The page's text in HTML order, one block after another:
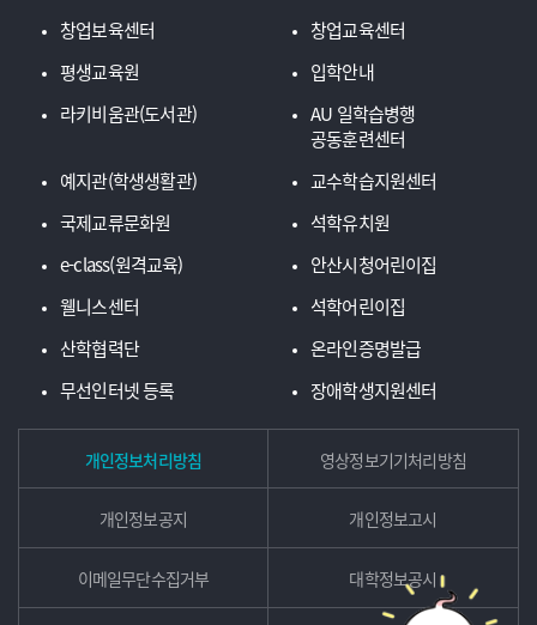
창업보육센터
창업교육센터
평생교육원
입학안내
라키비움관(도서관)
AU 일학습병행
공동훈련센터
예지관(학생생활관)
교수학습지원센터
국제교류문화원
석학유치원
e-class(원격교육)
안산시청어린이집
웰니스센터
석학어린이집
산학협력단
온라인증명발급
무선인터넷 등록
장애학생지원센터
개인정보처리방침 영상정보기기처리방침
개인정보공지 개인정보고시
이메일무단수집거부 대학정보공시